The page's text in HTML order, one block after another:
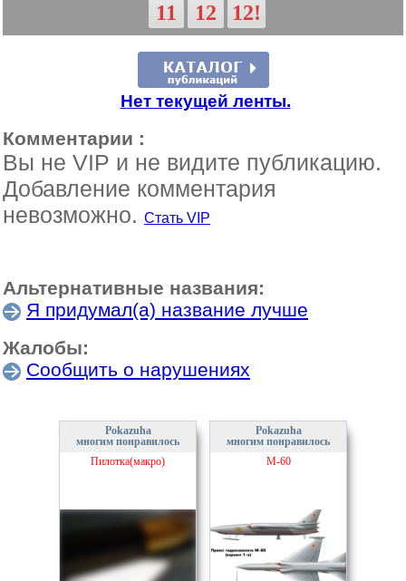
11
12 12!
Нет текущей ленты.
Комментарии :
Вы не VIP и не видите публикацию.
Добавление комментария
невозможно. Стать VIP
Альтернативные названия:
Я придумал(а) название лучше
Жалобы:
Сообщить о нарушениях
Pokazuha
многим понравилось
Пилотка(макро)
Pokazuha
многим понравилось
М-60